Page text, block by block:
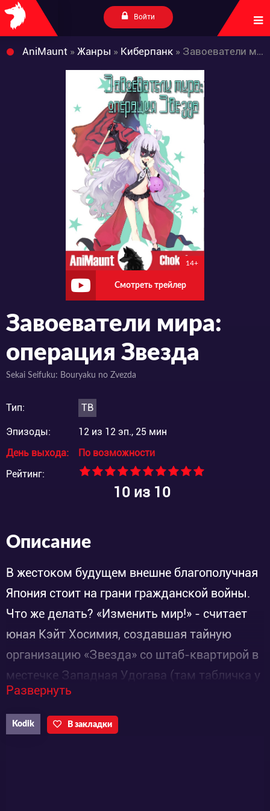
Войти
AniMaunt » Жанры » Киберпанк » Завоеватели мира: операция Звезда
14+
Смотреть трейлер
Завоеватели мира:
операция Звезда
Sekai Seifuku: Bouryaku no Zvezda
Тип: ТВ
Эпизоды:
12 из 12 эп., 25 мин
День выхода:
По возможности
Рейтинг:
10из 10
Описание
В жестоком будущем внешне благополучная
Япония стоит на грани гражданской войны.
Что же делать? «Изменить мир!» - считает
юная Кэйт Хосимия, создавшая тайную
организацию «Звезда» со штаб-квартирой в
местечке Западная Удогава (там табличка у
входа для особо непонятливых). Сама Кэйт
– прирожденный лидер, научную поддержку
повстанцам обеспечивает украинская
Развернуть
Kodik В закладки